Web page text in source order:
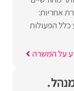
אחריות:
כלל הפעולות
על המשרה